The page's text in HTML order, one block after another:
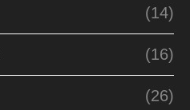
(14)
(16)
(26)